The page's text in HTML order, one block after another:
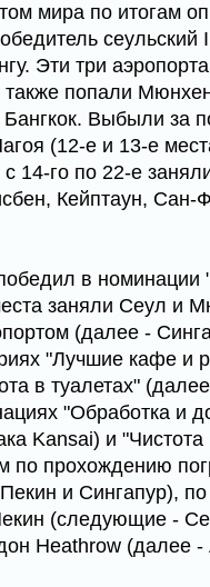
мира по итогам
сеульский
Эти три
также попали
Выбыли за
(12-е и 13-е
14-го по 22-е
Кейптаун, Сан-
в номинации
заняли Сеул и
(далее -
"Лучшие кафе и
в туалетах"
"Обработка и
Kansai) и
прохождению
и Сингапур),
(следующие -
Heathrow (далее